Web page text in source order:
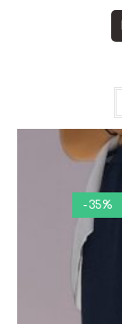
-35%